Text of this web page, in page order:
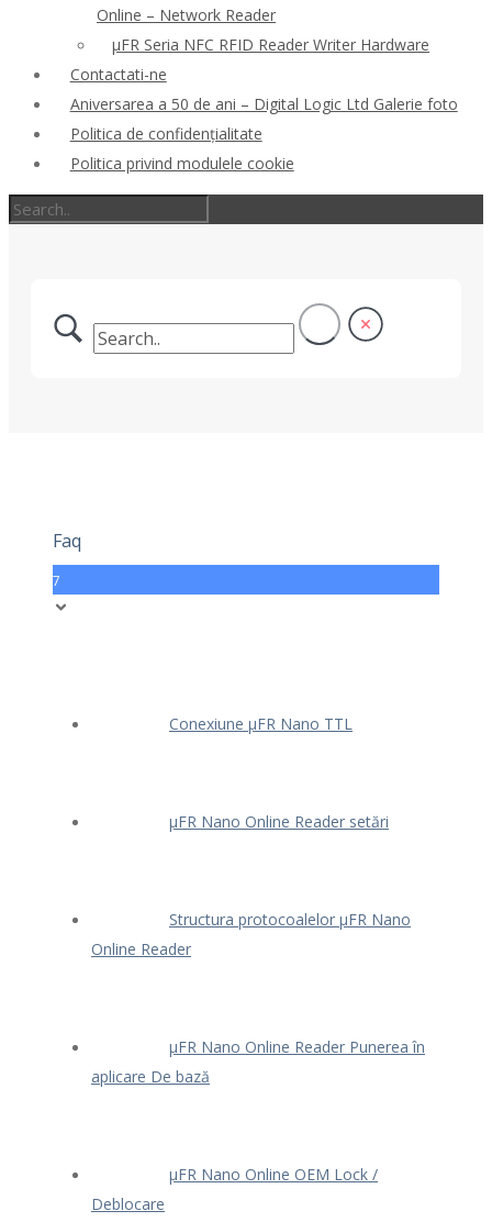
Online – Network Reader
μFR Seria NFC RFID Reader Writer Hardware
Contactati-ne
Aniversarea a 50 de ani – Digital Logic Ltd Galerie foto
Politica de confidenţialitate
Politica privind modulele cookie
Faq
7
Conexiune μFR Nano TTL
μFR Nano Online Reader setări
Structura protocoalelor μFR Nano
Online Reader
μFR Nano Online Reader Punerea în
aplicare De bază
μFR Nano Online OEM Lock /
Deblocare